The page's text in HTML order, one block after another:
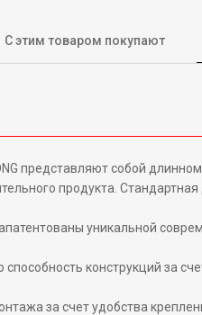
С этим товаром покупают
представляют собой
продукта.
уникальной
способность конструкций за
за счет удобства